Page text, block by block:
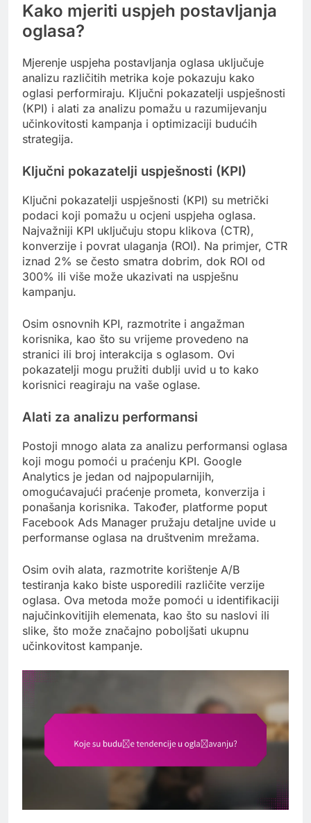
Kako mjeriti uspjeh postavljanja
oglasa?
Mjerenje uspjeha postavljanja oglasa uključuje
analizu različitih metrika koje pokazuju kako
oglasi performiraju. Ključni pokazatelji uspješnosti
(KPI) i alati za analizu pomažu u razumijevanju
učinkovitosti kampanja i optimizaciji budućih
strategija.
Ključni pokazatelji uspješnosti (KPI)
Ključni pokazatelji uspješnosti (KPI) su metrički
podaci koji pomažu u ocjeni uspjeha oglasa.
Najvažniji KPI uključuju stopu klikova (CTR),
konverzije i povrat ulaganja (ROI). Na primjer, CTR
iznad 2% se često smatra dobrim, dok ROI od
300% ili više može ukazivati na uspješnu
kampanju.
Osim osnovnih KPI, razmotrite i angažman
korisnika, kao što su vrijeme provedeno na
stranici ili broj interakcija s oglasom. Ovi
pokazatelji mogu pružiti dublji uvid u to kako
korisnici reagiraju na vaše oglase.
Alati za analizu performansi
Postoji mnogo alata za analizu performansi oglasa
koji mogu pomoći u praćenju KPI. Google
Analytics je jedan od najpopularnijih,
omogućavajući praćenje prometa, konverzija i
ponašanja korisnika. Također, platforme poput
Facebook Ads Manager pružaju detaljne uvide u
performanse oglasa na društvenim mrežama.
Osim ovih alata, razmotrite korištenje A/B
testiranja kako biste usporedili različite verzije
oglasa. Ova metoda može pomoći u identifikaciji
najučinkovitijih elemenata, kao što su naslovi ili
slike, što može značajno poboljšati ukupnu
učinkovitost kampanje.